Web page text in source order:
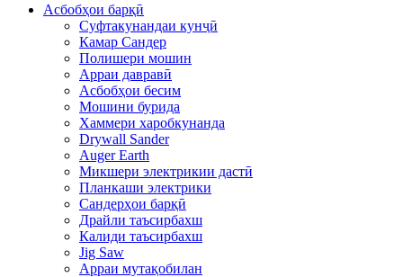
Асбобҳои барқӣ
Суфтакунандаи кунҷӣ
Камар Сандер
Полишери мошин
Арраи давравӣ
Асбобҳои бесим
Мошини бурида
Хаммери харобкунанда
Drywall Sander
Auger Earth
Микшери электрикии дастӣ
Планкаши электрики
Сандерҳои барқӣ
Драйли таъсирбахш
Калиди таъсирбахш
Jig Saw
Арраи мутақобилан